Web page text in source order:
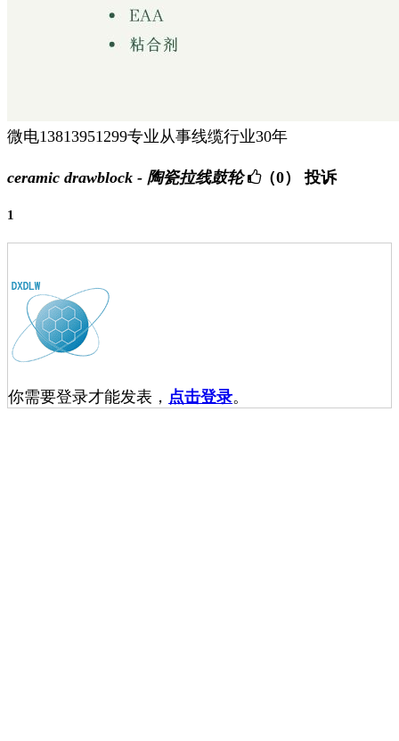
微电13813951299专业从事线缆行业30年
ceramic drawblock - 陶瓷拉线鼓轮 （0） 投诉
1
你需要登录才能发表， 点击登录。